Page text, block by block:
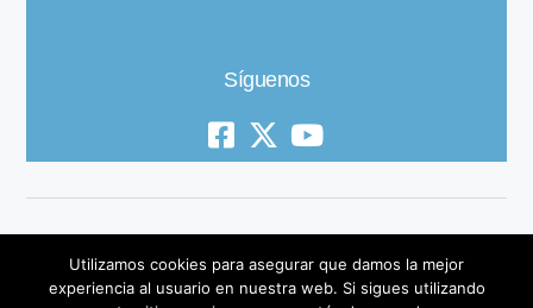
Síguenos
Utilizamos cookies para asegurar que damos la mejor
experiencia al usuario en nuestra web. Si sigues utilizando